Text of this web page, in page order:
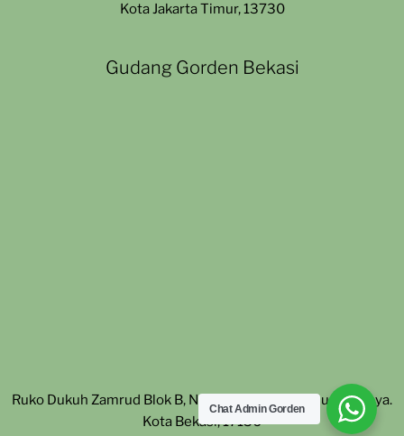
Kota Jakarta Timur, 13730
Gudang Gorden Bekasi
Ruko Dukuh Zamrud Blok B, No. 27. Padurenan, Mustika Jaya.
Kota Bekasi, 17156
Chat Admin Gorden